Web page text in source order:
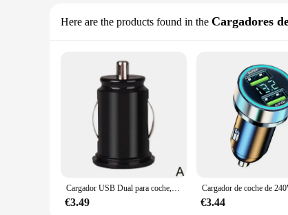
Here are the products found in the Cargadores
Cargador USB Dual para coche, adaptador de corriente de 2 puertos, 2,4 A, 5V, encendedor de cigarrillos, carga rápida, cargador de teléfono para coche para todos los teléfonos inteligentes
€3.49 €3.44